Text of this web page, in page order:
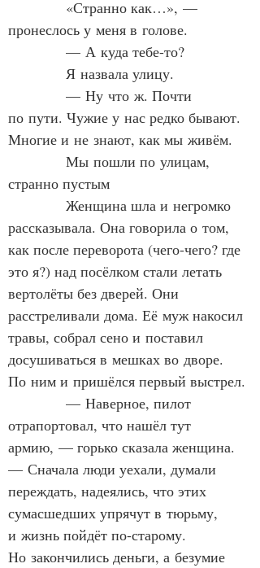
«Странно как…», —
пронеслось у меня в голове.
— А куда тебе-то?
Я назвала улицу.
— Ну что ж. Почти
по пути. Чужие у нас редко бывают.
Многие и не знают, как мы живём.
Мы пошли по улицам,
странно пустым
Женщина шла и негромко
рассказывала. Она говорила о том,
как после переворота (чего-чего? где
это я?) над посёлком стали летать
вертолёты без дверей. Они
расстреливали дома. Её муж накосил
травы, собрал сено и поставил
досушиваться в мешках во дворе.
По ним и пришёлся первый выстрел.
— Наверное, пилот
отрапортовал, что нашёл тут
армию, — горько сказала женщина.
— Сначала люди уехали, думали
переждать, надеялись, что этих
сумасшедших упрячут в тюрьму,
и жизнь пойдёт по-старому.
Но закончились деньги, а безумие